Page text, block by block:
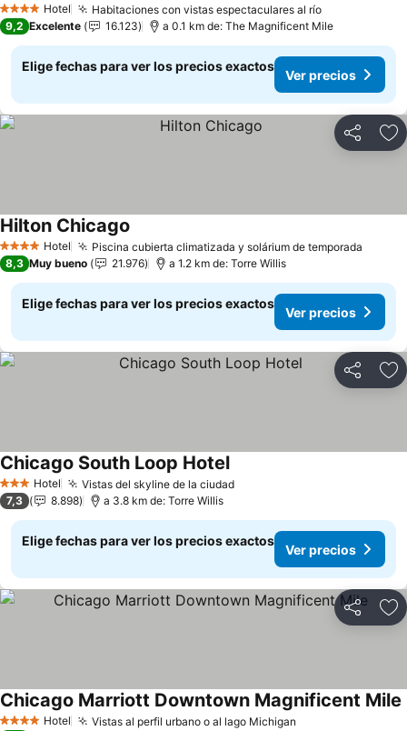
4 EstrellasHotel Habitaciones con vistas espectaculares al río
9,2 Excelente 16.123 a 0.1 km de: The Magnificent Mile
Elige fechas para ver los precios exactos
Ver precios
Compartir
4 EstrellasHotel Piscina cubierta climatizada y solárium de temporada
Hilton Chicago
8,3 Muy bueno 21.976 a 1.2 km de: Torre Willis
Elige fechas para ver los precios exactos
Ver precios
Compartir
3 Estrellas
Hotel Vistas del skyline de la ciudad
Chicago South Loop Hotel
7,3 8.898 a 3.8 km de: Torre Willis
Elige fechas para ver los precios exactos
Ver precios
Compartir
4 EstrellasHotel Vistas al perfil urbano o al lago Michigan
Chicago Marriott Downtown Magnificent Mile